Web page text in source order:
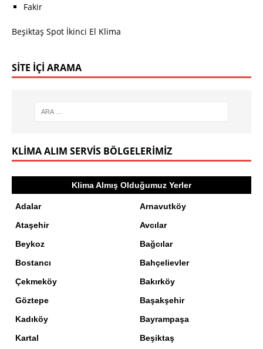
Fakir
Beşiktaş Spot İkinci El Klima
SITE İÇI ARAMA
KLIMA ALIM SERVIS BÖLGELERIMIZ
Klima Almış Olduğumuz Yerler
Adalar
Ataşehir
Beykoz
Bostancı
Çekmeköy
Göztepe
Kadıköy
Kartal
Arnavutköy
Avcılar
Bağcılar
Bahçelievler
Bakırköy
Başakşehir
Bayrampaşa
Beşiktaş